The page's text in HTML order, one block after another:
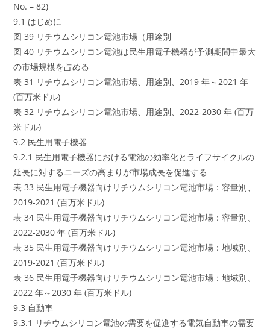
No. – 82)
9.1 はじめに
図 39 リチウムシリコン電池市場（用途別
図 40 リチウムシリコン電池は民生用電子機器が予測期間中最大
の市場規模を占める
表 31 リチウムシリコン電池市場、用途別、2019 年～2021 年
(百万米ドル)
表 32 リチウムシリコン電池市場、用途別、2022-2030 年 (百万
米ドル)
9.2 民生用電子機器
9.2.1 民生用電子機器における電池の効率化とライフサイクルの
延長に対するニーズの高まりが市場成長を促進する
表 33 民生用電子機器向けリチウムシリコン電池市場：容量別、
2019-2021 (百万米ドル)
表 34 民生用電子機器向けリチウムシリコン電池市場：容量別、
2022-2030 年 (百万米ドル)
表 35 民生用電子機器向けリチウムシリコン電池市場：地域別、
2019-2021 (百万米ドル)
表 36 民生用電子機器向けリチウムシリコン電池市場：地域別、
2022 年～2030 年 (百万米ドル)
9.3 自動車
9.3.1 リチウムシリコン電池の需要を促進する電気自動車の需要